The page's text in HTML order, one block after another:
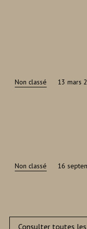
Non classé 13 mars
Non classé 16
Consulter toutes